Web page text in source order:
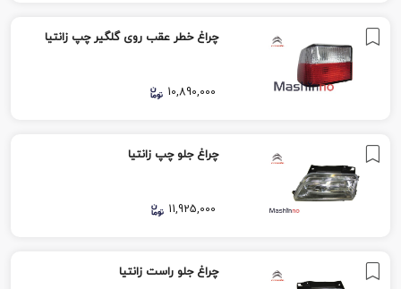
چراغ خطر عقب روی گلگیر چپ زانتیا
10,890,000
چراغ جلو چپ زانتیا
11,925,000
چراغ جلو راست زانتیا